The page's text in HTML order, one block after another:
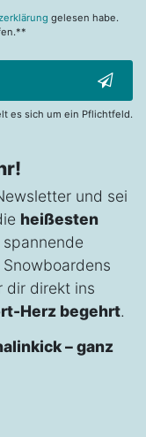
gelesen habe.
es sich um ein Pflichtfeld.
und sei
heißesten
dir direkt ins
Herz begehrt.
– ganz